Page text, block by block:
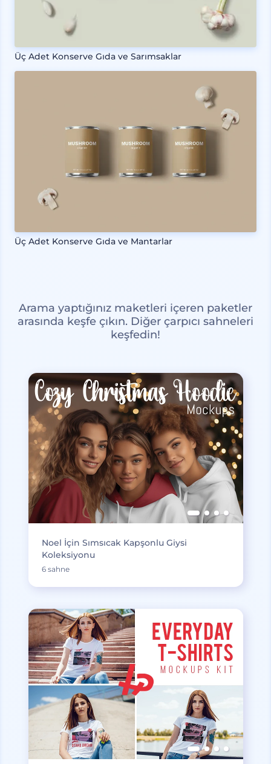
Üç Adet Konserve Gıda ve Sarımsaklar
Üç Adet Konserve Gıda ve Mantarlar
Arama yaptığınız maketleri içeren paketler
arasında keşfe çıkın. Diğer çarpıcı sahneleri
keşfedin!
Noel İçin Sımsıcak Kapşonlu Giysi
Koleksiyonu
6 sahne